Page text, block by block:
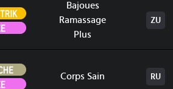
Électrik
Fée
Bajoues
Ramassage
Plus
ZU
Roche
Fée
Corps Sain RU